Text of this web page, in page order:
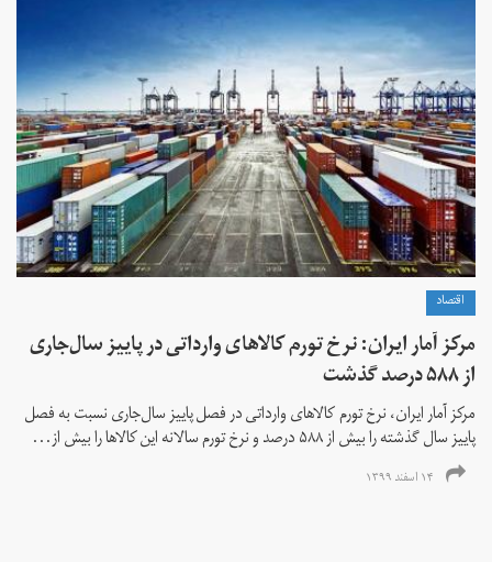
اقتصاد
مرکز آمار ایران: نرخ تورم کالاهای وارداتی در پاییز سال‌جاری
از ۵۸۸ درصد گذشت
مرکز آمار ایران، نرخ تورم كالاهای وارداتی در فصل پاییز سال‌جاری نسبت به فصل
پاییز سال گذشته را بیش از ۵۸۸ درصد و نرخ تورم سالانه این کالاها را بیش از...
۱۴ اسفند ۱۳۹۹